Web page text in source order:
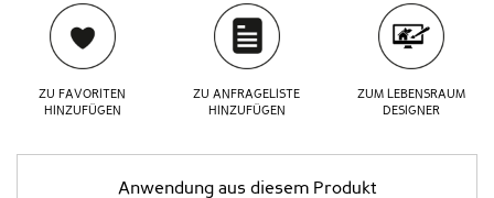
ZU FAVORITEN
HINZUFÜGEN
ZU ANFRAGELISTE
HINZUFÜGEN
ZUM LEBENSRAUM
DESIGNER
Anwendung aus diesem Produkt